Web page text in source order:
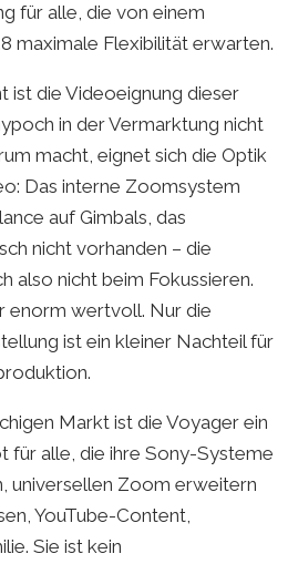
für alle, die von einem
maximale Flexibilität erwarten.
ist die Videoeignung dieser
in der Vermarktung nicht
macht, eignet sich die Optik
Das interne Zoomsystem
auf Gimbals, das
nicht vorhanden – die
also nicht beim Fokussieren.
enorm wertvoll. Nur die
ist ein kleiner Nachteil für
Markt ist die Voyager ein
für alle, die ihre Sony-Systeme
universellen Zoom erweitern
YouTube-Content,
Sie ist kein